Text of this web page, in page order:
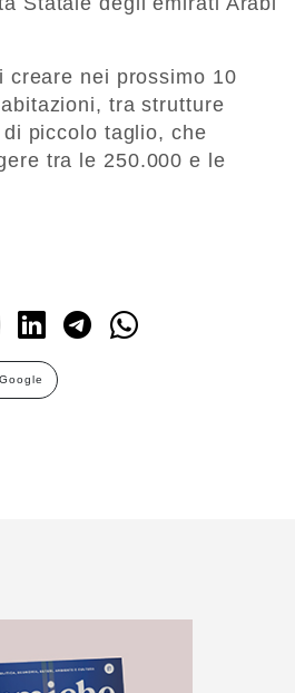
creare nei prossimo 10
tra strutture
piccolo taglio, che
tra le 250.000 e le